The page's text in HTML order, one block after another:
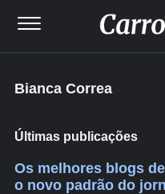
Bianca Correa
Últimas publicações
Os melhores blogs
o novo padrão do